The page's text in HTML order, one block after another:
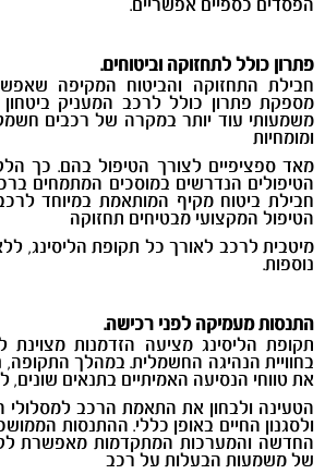
הפסדים כספיים אפשריים.
פתרון כולל לתחזוקה וביטוחים.
חבילת התחזוקה והביטוח המקיפה
מספקת פתרון כולל לרכב המעניק ביטחון
משמעותי עוד יותר במקרה של רכבים
ומומחיות
מאד ספציפיים לצורך הטיפול בהם. כך
הטיפולים הנדרשים במוסכים המתמחים
חבילת ביטוח מקיף המותאמת במיוחד
הטיפול המקצועי מבטיחים תחזוקה
מיטבית לרכב לאורך כל תקופת הליסינג,
נוספות.
התנסות מעמיקה לפני רכישה.
תקופת הליסינג מציעה הזדמנות מצוינת
בחוויית הנהיגה החשמלית. במהלך התקופה,
את טווחי הנסיעה האמיתיים בתנאים
הטעינה ולבחון את התאמת הרכב למסלולי
ולסגנון החיים באופן כללי. ההתנסות
החדשה והמערכות המתקדמות מאפשרת
של משמעות הבעלות על רכב